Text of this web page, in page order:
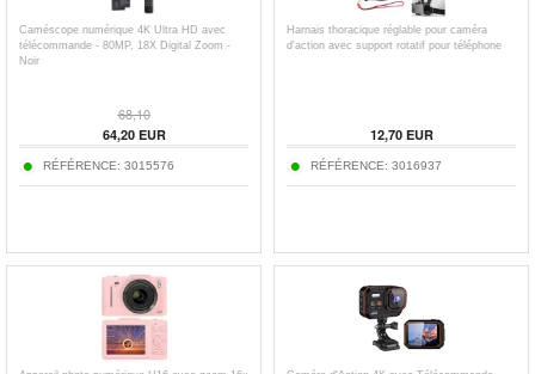
Caméscope numérique 4K Ultra HD avec
télécommande - 80MP, 18X Digital Zoom -
Noir
68,10
64,20EUR
RÉFÉRENCE: 3015576
Harnais thoracique réglable pour caméra
d'action avec support rotatif pour téléphone
12,70EUR
RÉFÉRENCE: 3016937